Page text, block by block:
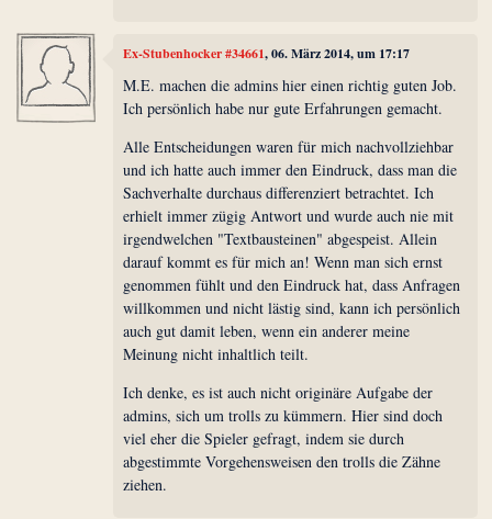
Ex-Stubenhocker #34661, 06. März 2014, um 17:17
M.E. machen die admins hier einen richtig guten Job.
Ich persönlich habe nur gute Erfahrungen gemacht.
Alle Entscheidungen waren für mich nachvollziehbar
und ich hatte auch immer den Eindruck, dass man die
Sachverhalte durchaus differenziert betrachtet. Ich
erhielt immer zügig Antwort und wurde auch nie mit
irgendwelchen "Textbausteinen" abgespeist. Allein
darauf kommt es für mich an! Wenn man sich ernst
genommen fühlt und den Eindruck hat, dass Anfragen
willkommen und nicht lästig sind, kann ich persönlich
auch gut damit leben, wenn ein anderer meine
Meinung nicht inhaltlich teilt.
Ich denke, es ist auch nicht originäre Aufgabe der
admins, sich um trolls zu kümmern. Hier sind doch
viel eher die Spieler gefragt, indem sie durch
abgestimmte Vorgehensweisen den trolls die Zähne
ziehen.